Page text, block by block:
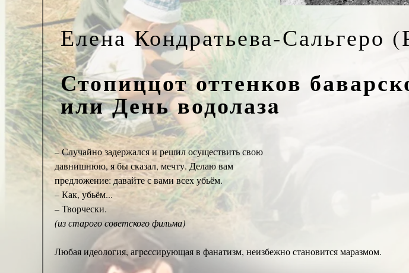
Елена Кондратьева-Сальгеро
Стопиццот оттенков
или День водолазa
– Случайно задержался и решил осуществить свою
давнишнюю, я бы сказал, мечту. Делаю вам
предложение: давайте с вами всех убьём.
– Как, убьём...
– Творчески.
(из старого советского фильма)
Любая идеология, агрeссирующая в фанатизм, неизбежно становится маразмом.